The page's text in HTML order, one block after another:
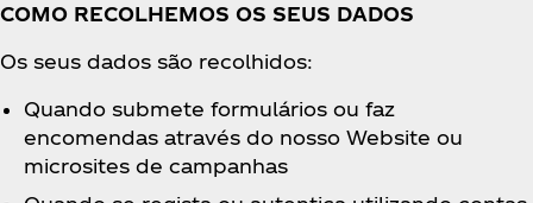
COMO RECOLHEMOS OS SEUS DADOS
Os seus dados são recolhidos:
Quando submete formulários ou faz
encomendas através do nosso Website ou
microsites de campanhas